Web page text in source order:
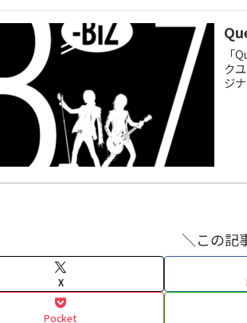
「
ク
ジ
＼この記
X
Pocket